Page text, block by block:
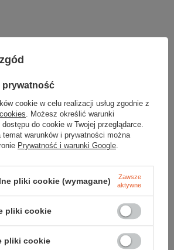
którego nie mamy w
ofercie produktu, a chciałbyś kupić go w
skorzystać ze specjalnego formularza i
przedmiotu. Aby móc to zrobić musisz
prywatność
cookie w celu realizacji usług zgodnie z
. Możesz określić warunki
do cookie w Twojej przeglądarce.
warunków i prywatności można
Prywatność i warunki Google.
pliki cookie (wymagane)
Zawsze
aktywne
pliki cookie
pliki cookie